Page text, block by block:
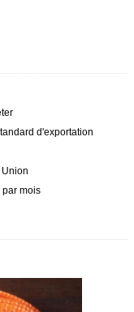
d'exportation
Union
par mois